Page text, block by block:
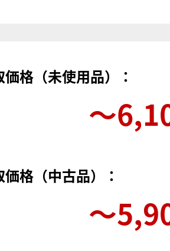
価格（未使用品）：
〜
価格（中古品）：
〜